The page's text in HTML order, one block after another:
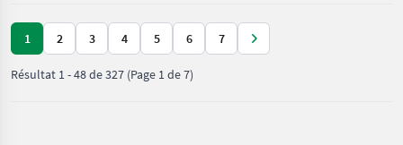
1 2 3 4 5 6 7
Résultat 1-48de327 (Page 1 de 7)